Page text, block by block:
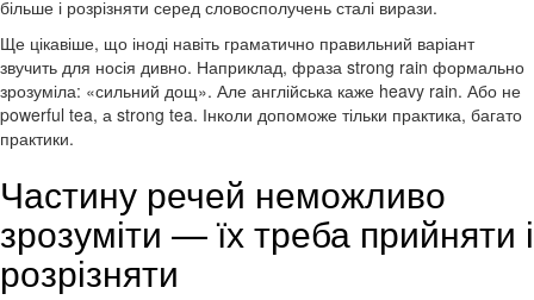
більше і розрізняти серед словосполучень сталі вирази.
Ще цікавіше, що іноді навіть граматично правильний варіант
звучить для носія дивно. Наприклад, фраза strong rain формально
зрозуміла: «сильний дощ». Але англійська каже heavy rain. Або не
powerful tea, а strong tea. Інколи допоможе тільки практика, багато
практики.
Частину речей неможливо
зрозуміти — їх треба прийняти і
розрізняти